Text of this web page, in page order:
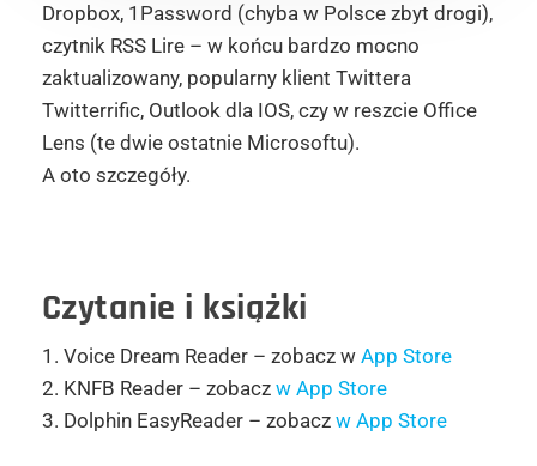
Dropbox, 1Password (chyba w Polsce zbyt drogi),
czytnik RSS Lire – w końcu bardzo mocno
zaktualizowany, popularny klient Twittera
Twitterrific, Outlook dla IOS, czy w reszcie Office
Lens (te dwie ostatnie Microsoftu).
A oto szczegóły.
Czytanie i książki
1. Voice Dream Reader – zobacz w App Store
2. KNFB Reader – zobacz w App Store
3. Dolphin EasyReader – zobacz w App Store